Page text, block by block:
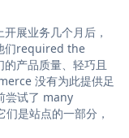
展业务几个月后，
们required the
产品质量、轻巧且
没有为此提供足
尝试了 many
是站点的一部分，